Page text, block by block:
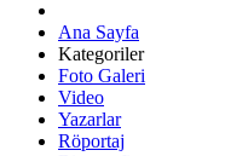
Ana Sayfa
Kategoriler
Foto Galeri
Video
Yazarlar
Röportaj